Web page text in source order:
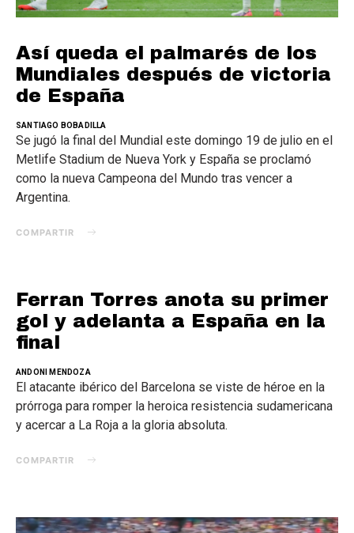
Así queda el palmarés de los
Mundiales después de victoria
de España
SANTIAGO BOBADILLA
Se jugó la final del Mundial este domingo 19 de julio en el
Metlife Stadium de Nueva York y España se proclamó
como la nueva Campeona del Mundo tras vencer a
Argentina.
COMPARTIR
Ferran Torres anota su primer
gol y adelanta a España en la
final
ANDONI MENDOZA
El atacante ibérico del Barcelona se viste de héroe en la
prórroga para romper la heroica resistencia sudamericana
y acercar a La Roja a la gloria absoluta.
COMPARTIR